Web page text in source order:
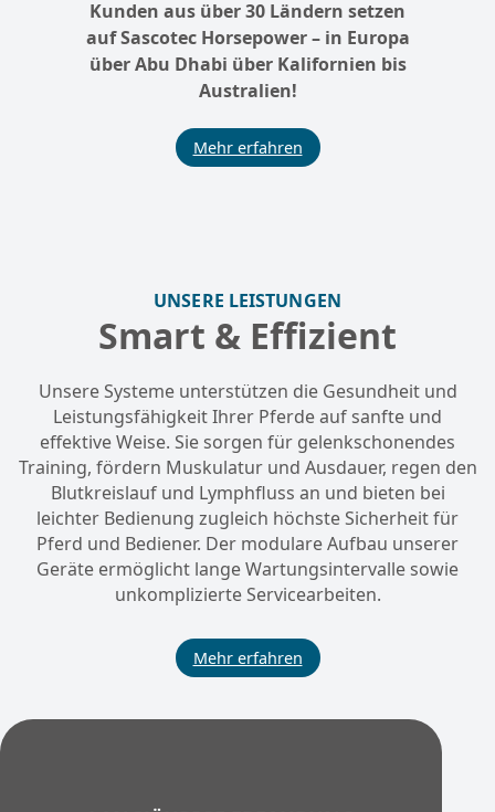
Kunden aus über 30 Ländern setzen
auf Sascotec Horsepower – in Europa
über Abu Dhabi über Kalifornien bis
Australien!
Mehr erfahren
UNSERE LEISTUNGEN
Smart & Effizient
Unsere Systeme unterstützen die Gesundheit und
Leistungsfähigkeit Ihrer Pferde auf sanfte und
effektive Weise. Sie sorgen für gelenkschonendes
Training, fördern Muskulatur und Ausdauer, regen den
Blutkreislauf und Lymphfluss an und bieten bei
leichter Bedienung zugleich höchste Sicherheit für
Pferd und Bediener. Der modulare Aufbau unserer
Geräte ermöglicht lange Wartungsintervalle sowie
unkomplizierte Servicearbeiten.
Mehr erfahren